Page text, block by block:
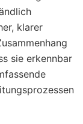
klarer
sie erkennbar